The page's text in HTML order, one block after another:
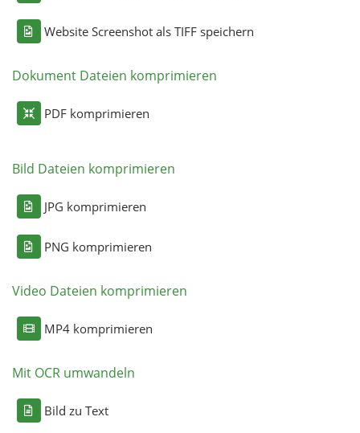
Website Screenshot als TIFF speichern
Dokument Dateien komprimieren
PDF komprimieren
Bild Dateien komprimieren
JPG komprimieren
PNG komprimieren
Video Dateien komprimieren
MP4 komprimieren
Mit OCR umwandeln
Bild zu Text